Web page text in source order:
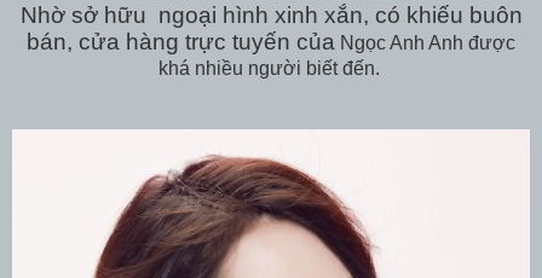
Nhờ sở hữu ngoại hình xinh xắn, có khiếu buôn
bán, cửa hàng trực tuyến của Ngọc Anh Anh được
khá nhiều người biết đến.